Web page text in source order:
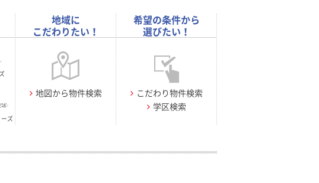
ズ
地域に
こだわりたい！
地図から物件検索
希望の条件から
選びたい！
こだわり物件検索
学区検索